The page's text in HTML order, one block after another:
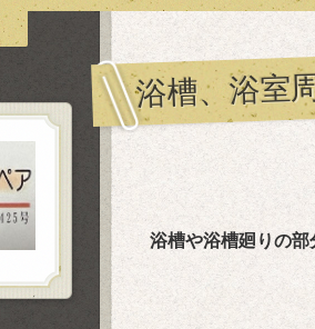
浴槽、浴室
浴槽や浴槽廻りの部